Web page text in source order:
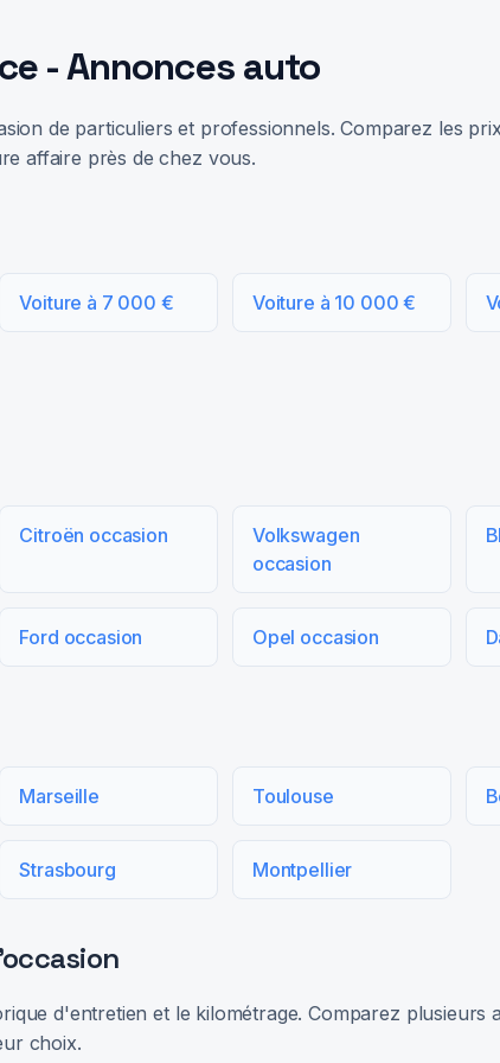
- Annonces auto
de particuliers et professionnels. Comparez les
affaire près de chez vous.
Voiture à 7 000 € Voiture à 10 000 €
Citroën occasion
Volkswagen
occasion
Ford occasion Opel occasion
Marseille Toulouse
Strasbourg Montpellier
d'entretien et le kilométrage. Comparez plusieurs
choix.